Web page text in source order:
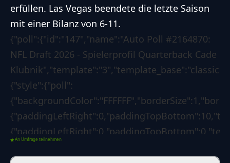
erfüllen. Las Vegas beendete die letzte Saison
mit einer Bilanz von 6-11.
{"poll":{"id":"147","name":"Auto Poll #2164870:
NFL Draft 2026 - Spielerprofil Quarterback Cade
{"style":{"poll":
An Umfrage teilnehmen